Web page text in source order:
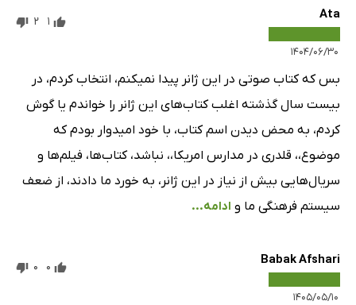
Ata
۱۴۰۴/۰۶/۳۰
1
2
بس که کتاب صوتی در این ژانر پیدا نمیکنم، انتخاب کردم، در
بیست سال گذشته اغلب کتاب‌های این ژانر را خواندم یا گوش
کردم، به محض دیدن اسم کتاب، با خود امیدوار بودم که
موضوع،، قلدری در مدارس امریکا،، نباشد، کتاب‌ها، فیلم‌ها و
سریال‌هایی بیش از نیاز در این ژانر، به خورد ما دادند، از ضعف
سیستم فرهنگی ما و ادامه...
Babak Afshari
۱۴۰۵/۰۵/۱۰
0
0